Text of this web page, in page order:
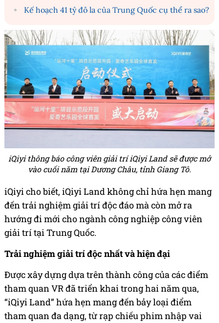
Kế hoạch 41 tỷ đô la của Trung Quốc cụ thể ra sao?
iQiyi thông báo công viên giải trí iQiyi Land sẽ được mở
vào cuối năm tại Dương Châu, tỉnh Giang Tô.
iQiyi cho biết, iQiyi Land không chỉ hứa hẹn mang
đến trải nghiệm giải trí độc đáo mà còn mở ra
hướng đi mới cho ngành công nghiệp công viên
giải trí tại Trung Quốc.
Trải nghiệm giải trí độc nhất và hiện đại
Được xây dựng dựa trên thành công của các điểm
tham quan VR đã triển khai trong hai năm qua,
“iQiyi Land” hứa hẹn mang đến bảy loại điểm
tham quan đa dạng, từ rạp chiếu phim nhập vai